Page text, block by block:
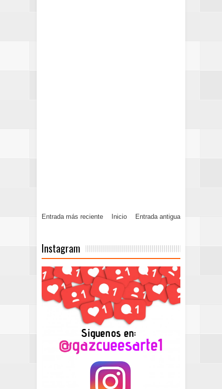
Entrada más reciente Entrada antigua
Inicio
Instagram